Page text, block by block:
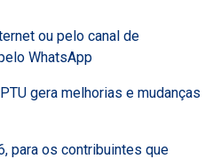
ou pelo canal de
WhatsApp
gera melhorias e mudanças
para os contribuintes que